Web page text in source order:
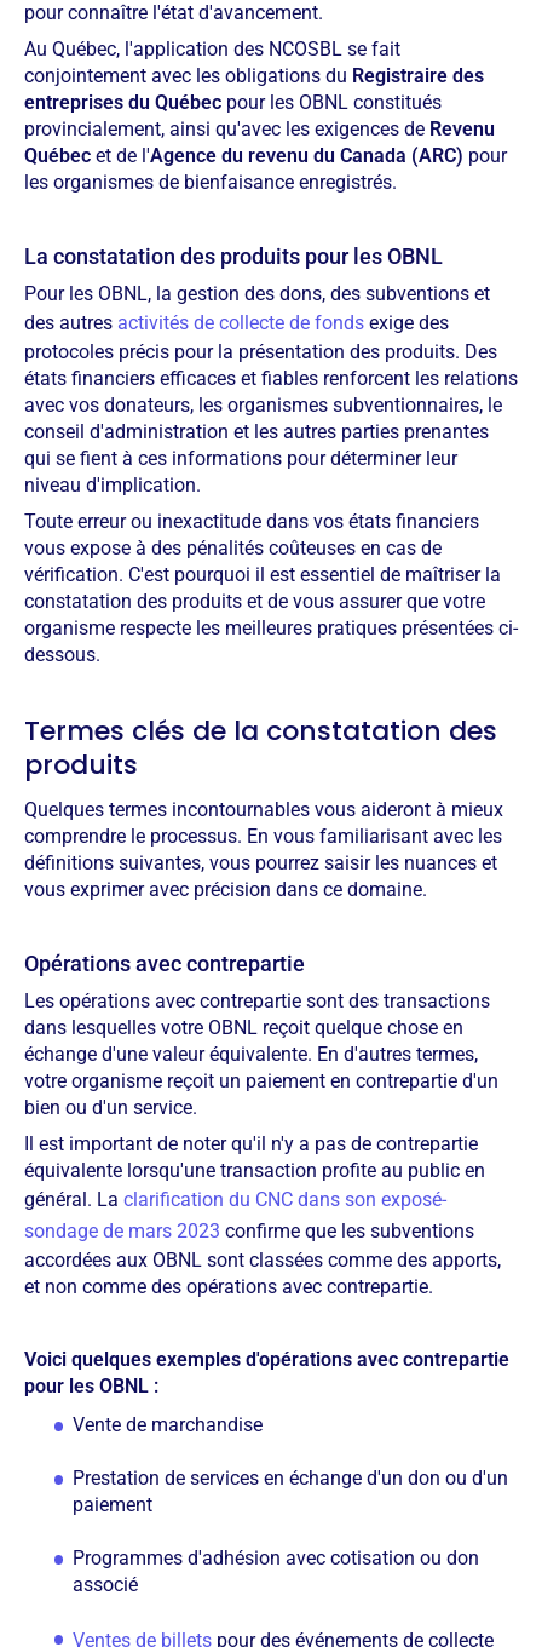
pour connaître l'état d'avancement.
Au Québec, l'application des NCOSBL se fait
conjointement avec les obligations du Registraire des
entreprises du Québec pour les OBNL constitués
provincialement, ainsi qu'avec les exigences de Revenu
Québec et de l'Agence du revenu du Canada (ARC) pour
les organismes de bienfaisance enregistrés.
La constatation des produits pour les OBNL
Pour les OBNL, la gestion des dons, des subventions et
des autres activités de collecte de fonds exige des
protocoles précis pour la présentation des produits. Des
états financiers efficaces et fiables renforcent les relations
avec vos donateurs, les organismes subventionnaires, le
conseil d'administration et les autres parties prenantes
qui se fient à ces informations pour déterminer leur
niveau d'implication.
Toute erreur ou inexactitude dans vos états financiers
vous expose à des pénalités coûteuses en cas de
vérification. C'est pourquoi il est essentiel de maîtriser la
constatation des produits et de vous assurer que votre
organisme respecte les meilleures pratiques présentées ci-
dessous.
Termes clés de la constatation des
produits
Quelques termes incontournables vous aideront à mieux
comprendre le processus. En vous familiarisant avec les
définitions suivantes, vous pourrez saisir les nuances et
vous exprimer avec précision dans ce domaine.
Opérations avec contrepartie
Les opérations avec contrepartie sont des transactions
dans lesquelles votre OBNL reçoit quelque chose en
échange d'une valeur équivalente. En d'autres termes,
votre organisme reçoit un paiement en contrepartie d'un
bien ou d'un service.
Il est important de noter qu'il n'y a pas de contrepartie
équivalente lorsqu'une transaction profite au public en
général. La clarification du CNC dans son exposé-
sondage de mars 2023 confirme que les subventions
accordées aux OBNL sont classées comme des apports,
et non comme des opérations avec contrepartie.
Voici quelques exemples d'opérations avec contrepartie
pour les OBNL :
Vente de marchandise
Prestation de services en échange d'un don ou d'un
paiement
Programmes d'adhésion avec cotisation ou don
associé
Ventes de billets pour des événements de collecte